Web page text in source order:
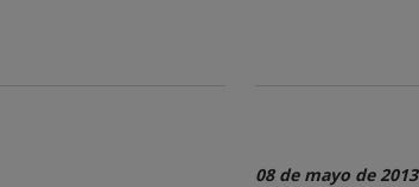
08 de mayo de 2013